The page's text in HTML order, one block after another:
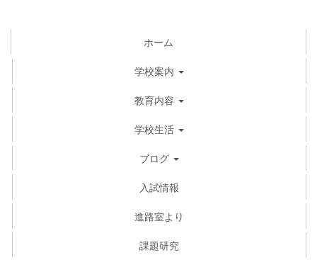
ホーム
学校案内
教育内容
学校生活
ブログ
入試情報
進路室より
課題研究